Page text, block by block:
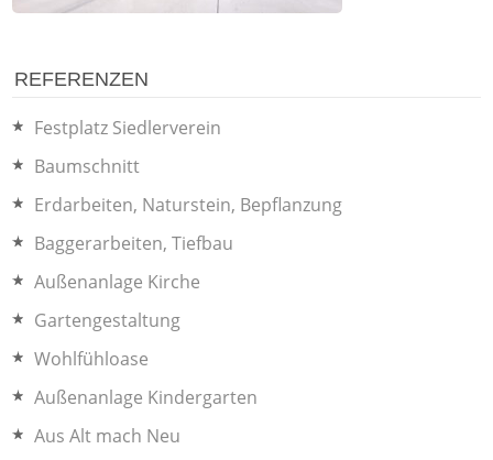
REFERENZEN
Festplatz Siedlerverein
Baumschnitt
Erdarbeiten, Naturstein, Bepflanzung
Baggerarbeiten, Tiefbau
Außenanlage Kirche
Gartengestaltung
Wohlfühloase
Außenanlage Kindergarten
Aus Alt mach Neu